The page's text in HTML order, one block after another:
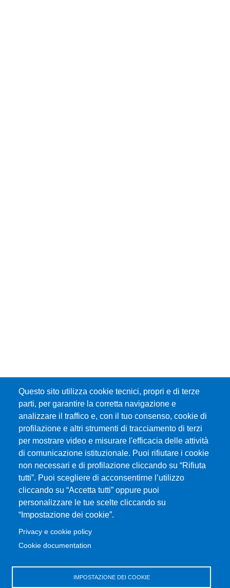
Questo sito utilizza cookie tecnici, propri e di terze
parti, per garantire la corretta navigazione e
analizzare il traffico e, con il tuo consenso, cookie di
profilazione e altri strumenti di tracciamento di terzi
per mostrare video e misurare l'efficacia delle attività
di comunicazione istituzionale. Puoi rifiutare i cookie
non necessari e di profilazione cliccando su “Rifiuta
tutti”. Puoi scegliere di acconsentirne l’utilizzo
cliccando su “Accetta tutti” oppure puoi
personalizzare le tue scelte cliccando su
“Impostazione dei cookie”.
Privacy e cookie policy
Cookie documentation
IMPOSTAZIONE DEI COOKIE